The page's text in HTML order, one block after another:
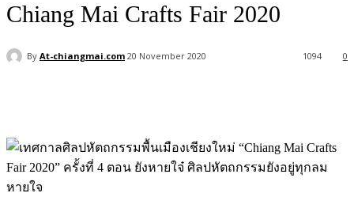
Chiang Mai Crafts Fair 2020
By At-chiangmai.com 20 November 2020 0
1094